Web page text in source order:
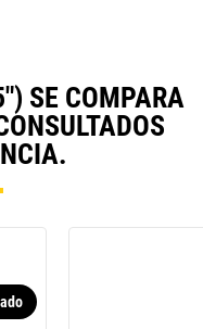
SE COMPARA